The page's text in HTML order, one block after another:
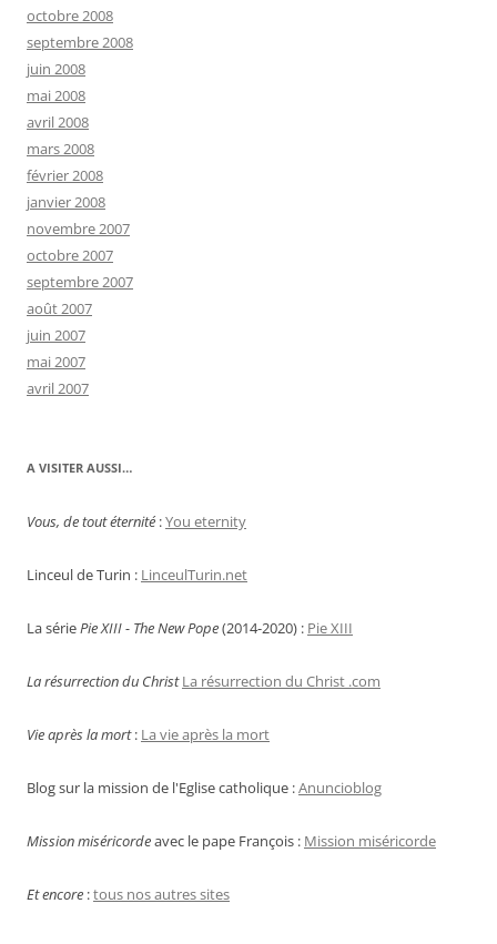
octobre 2008
septembre 2008
juin 2008
mai 2008
avril 2008
mars 2008
février 2008
janvier 2008
novembre 2007
octobre 2007
septembre 2007
août 2007
juin 2007
mai 2007
avril 2007
A VISITER AUSSI…
Vous, de tout éternité :You eternity
Linceul de Turin : LinceulTurin.net
La sériePie XIII - The New Pope(2014-2020) : Pie XIII
La résurrection du Christ La résurrection du Christ .com
Vie après la mort: La vie après la mort
Blog sur la mission de l'Eglise catholique :Anuncioblog
Mission miséricordeavec le pape François : Mission miséricorde
Et encore :tous nos autres sites